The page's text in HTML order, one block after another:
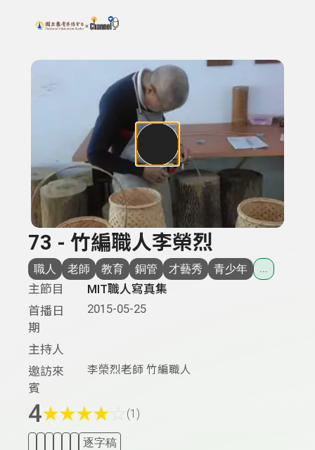
上方功能區塊
搜尋關鍵字：可輸入節目名稱、主持人或關鍵字
73 - 竹編職人李榮烈
職人 老師 教育 銅管 才藝秀 青少年
主節目
MIT職人寫真集
首播日
期
2015-05-25
主持人
邀訪來
賓
李榮烈老師 竹編職人
4★★★★ (1)
逐字稿